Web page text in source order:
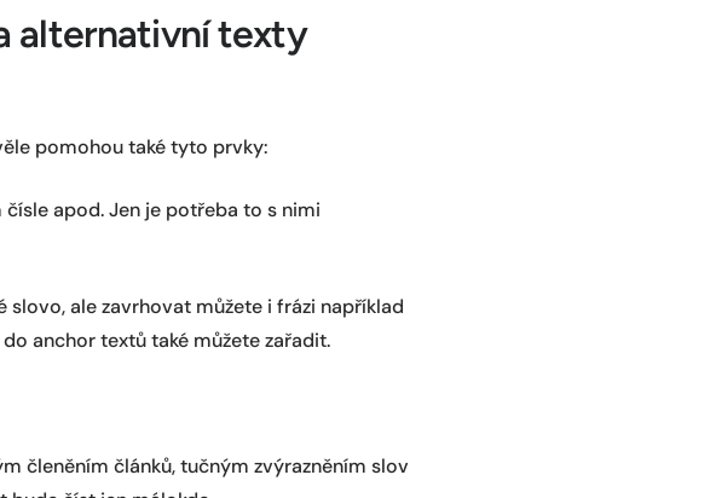
alternativní texty
pomohou také tyto prvky:
apod. Jen je potřeba to s nimi
ale zavrhovat můžete i frázi například
anchor textů také můžete zařadit.
členěním článků, tučným zvýrazněním slov